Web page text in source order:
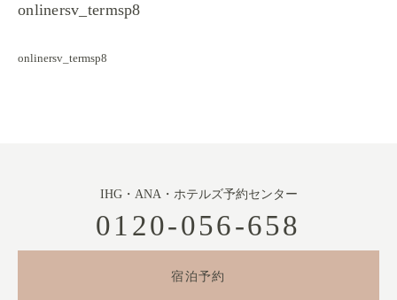
onlinersv_termsp8
onlinersv_termsp8
IHG・ANA・ホテルズ予約センター
0120-056-658
宿泊予約